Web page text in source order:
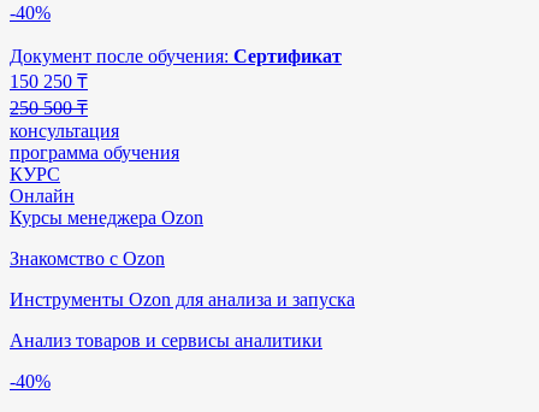
-40%
Документ после обучения: Сертификат
150 250 ₸
250 500 ₸
консультация
программа обучения
КУРС
Онлайн
Курсы менеджера Ozon
Знакомство с Ozon
Инструменты Ozon для анализа и запуска
Анализ товаров и сервисы аналитики
-40%